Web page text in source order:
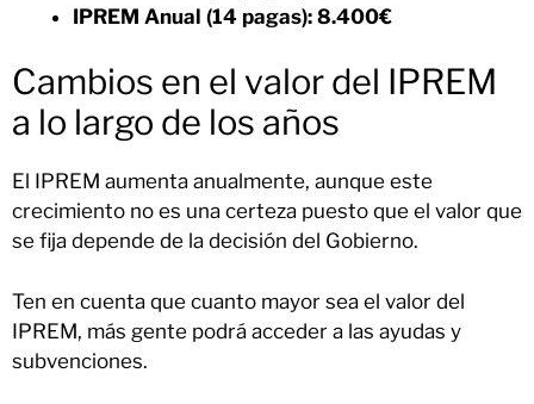
IPREM Anual (14 pagas): 8.400€
Cambios en el valor del IPREM
a lo largo de los años
El IPREM aumenta anualmente, aunque este
crecimiento no es una certeza puesto que el valor que
se fija depende de la decisión del Gobierno.
Ten en cuenta que cuanto mayor sea el valor del
IPREM, más gente podrá acceder a las ayudas y
subvenciones.